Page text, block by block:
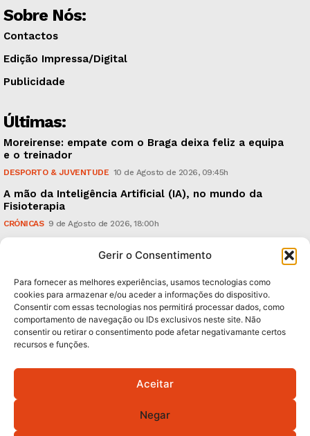
Gerir o Consentimento
Para fornecer as melhores experiências, usamos tecnologias como
cookies para armazenar e/ou aceder a informações do dispositivo.
Consentir com essas tecnologias nos permitirá processar dados, como
comportamento de navegação ou IDs exclusivos neste site. Não
consentir ou retirar o consentimento pode afetar negativamante certos
recursos e funções.
Aceitar
Negar
Sobre Nós:
Contactos
Edição Impressa/Digital
Publicidade
Últimas:
Moreirense: empate com o Braga deixa feliz a equipa
e o treinador
DESPORTO & JUVENTUDE 10 de Agosto de 2026, 09:45h
A mão da Inteligência Artificial (IA), no mundo da
Fisioterapia
CRÓNICAS 9 de Agosto de 2026, 18:00h
18.926 espectadores
Subscreva Newsletter:
QUERO ADERIR
Política de Privacidade